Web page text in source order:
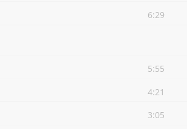
6:29
5:55
4:21
3:05